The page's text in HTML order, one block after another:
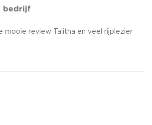
bedrijf
mooie review Talitha en veel rijplezier